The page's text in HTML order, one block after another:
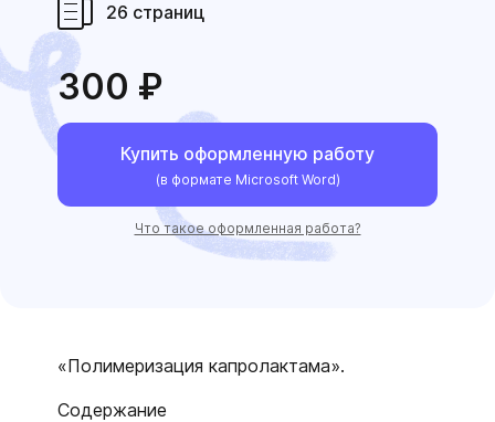
26 страниц
300 ₽
Купить оформленную работу
(в формате Microsoft Word)
Что такое оформленная работа?
«Полимеризация капролактама».
Содержание